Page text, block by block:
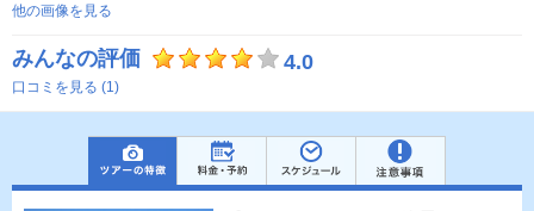
他の画像を見る
みんなの評価 4.0
口コミを見る (1)